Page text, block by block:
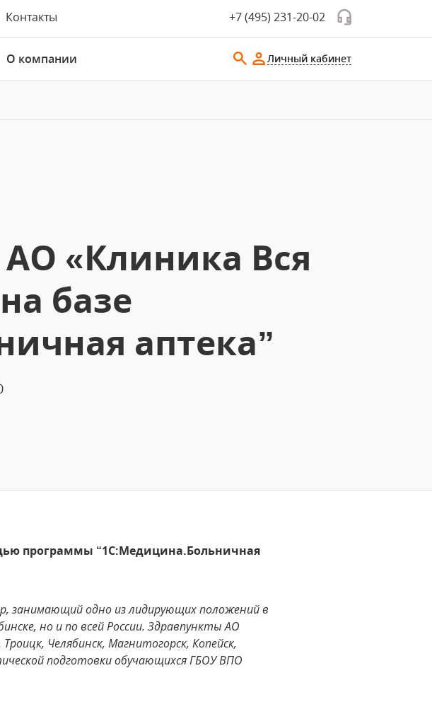
Контакты +7 (495) 231-20-02
О компании Личный кабинет
«Клиника Вся
базе
аптека”
программы “1С:Медицина.Больничная
занимающий одно из лидирующих положений в
но и по всей России. Здравпункты АО
Челябинск, Магнитогорск, Копейск,
подготовки обучающихся ГБОУ ВПО